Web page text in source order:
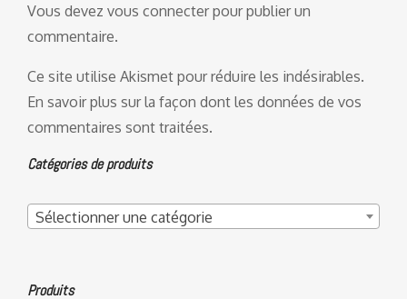
Vous devez vous connecterpour publier un
commentaire.
Ce site utilise Akismet pour réduire les indésirables.
En savoir plus sur la façon dont les données de vos
commentaires sont traitées.
Catégories de produits
Sélectionner une catégorie
Produits